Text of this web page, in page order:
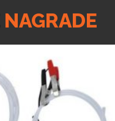
NAGRADE